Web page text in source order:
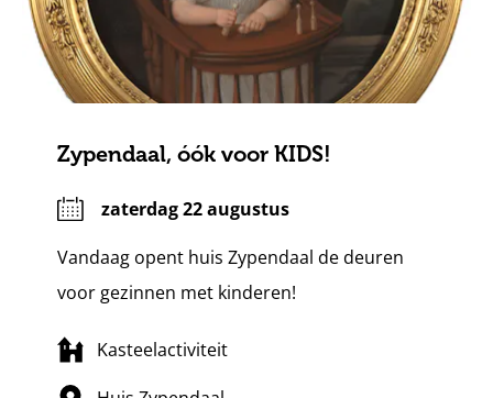
Zypendaal, óók voor KIDS!
zaterdag 22 augustus
Vandaag opent huis Zypendaal de deuren
voor gezinnen met kinderen!
Kasteelactiviteit